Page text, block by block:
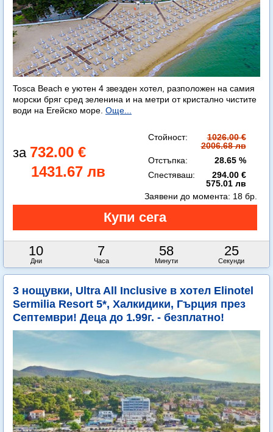
Tosca Beach е уютен 4 звезден хотел, разположен на самия
морски бряг сред зеленина и на метри от кристално чистите
води на Егейско море. Още...
732.00 €
1431.67 лв
Стойност:
1026.00 €
2006.68 лв
Отстъпка:
28.65 %
Спестяваш:
294.00 €
575.01 лв
10
Дни
7
Часа
58
Минути
23
Секунди
Заявени до момента: 18 бр.
3 нощувки, Ultra All Inclusive в хотел Elinotel
Sermilia Resort 5*, Халкидики, Гърция през
Септември! Деца до 1.99г. - безплатно!